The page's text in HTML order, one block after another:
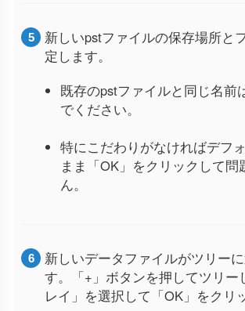
新しいpstファイルの保存場所と
定します。
既存のpstファイルと同じ名前
でください。
特にこだわりがなければデフ
まま「OK」をクリックして問
ん。
新しいデータファイルがツリー
す。「+」ボタンを押してツリー
レイ」を選択して「OK」をクリ